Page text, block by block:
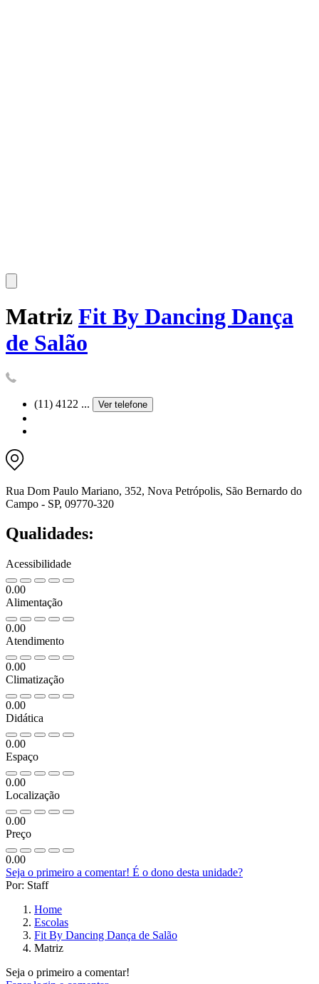
Matriz Fit By Dancing Dança
de Salão
(11) 4122 ... Ver telefone
Rua Dom Paulo Mariano, 352, Nova Petrópolis, São Bernardo do
Campo - SP, 09770-320
Qualidades:
Acessibilidade
0.00
Alimentação
0.00
Atendimento
0.00
Climatização
0.00
Didática
0.00
Espaço
0.00
Localização
0.00
Preço
0.00
Seja o primeiro a comentar! É o dono desta unidade?
Por: Staff
Home
Escolas
Fit By Dancing Dança de Salão
Matriz
Seja o primeiro a comentar!